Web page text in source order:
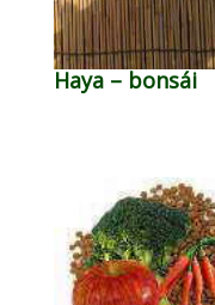
Haya – bonsái